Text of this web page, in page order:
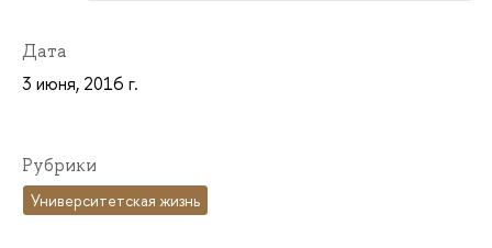
Дата
3 июня, 2016 г.
Рубрики
Университетская жизнь